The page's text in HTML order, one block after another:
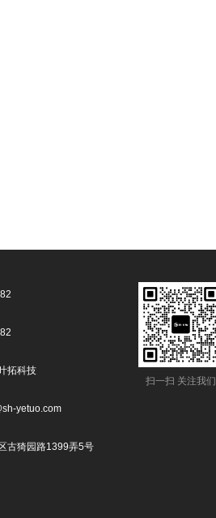
扫一扫 关注我们
拓科技
yetuo.com
古猗园路1399弄5号